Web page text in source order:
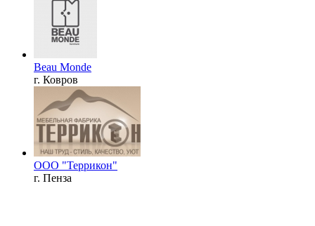
Beau Monde
г. Ковров
ООО "Террикон"
г. Пенза